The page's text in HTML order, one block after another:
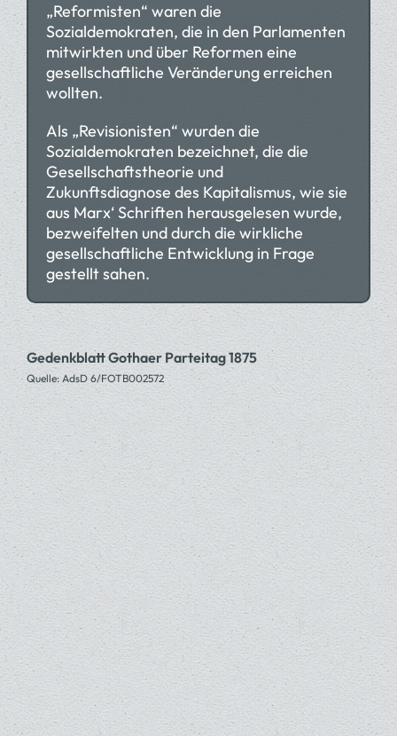
„Reformisten“ waren die
Sozialdemokraten, die in den Parlamenten
mitwirkten und über Reformen eine
gesellschaftliche Veränderung erreichen
wollten.
Als „Revisionisten“ wurden die
Sozialdemokraten bezeichnet, die die
Gesellschaftstheorie und
Zukunftsdiagnose des Kapitalismus, wie sie
aus Marx‘ Schriften herausgelesen wurde,
bezweifelten und durch die wirkliche
gesellschaftliche Entwicklung in Frage
gestellt sahen.
Gedenkblatt Gothaer Parteitag 1875
Quelle: AdsD 6/FOTB002572